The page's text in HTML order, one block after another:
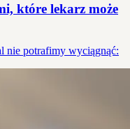
które lekarz może
nie potrafimy wyciągnąć: